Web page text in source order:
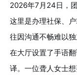
2026年7月24日，
这里是办理社保、
往因沟通不畅难以
在大厅设置了手语
译。一位聋人女士